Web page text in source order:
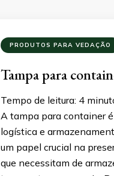
PRODUTOS PARA VEDAÇÃO
Tampa para
Tempo de leitura: 4
A tampa para container
logística e
um papel crucial na
que necessitam de